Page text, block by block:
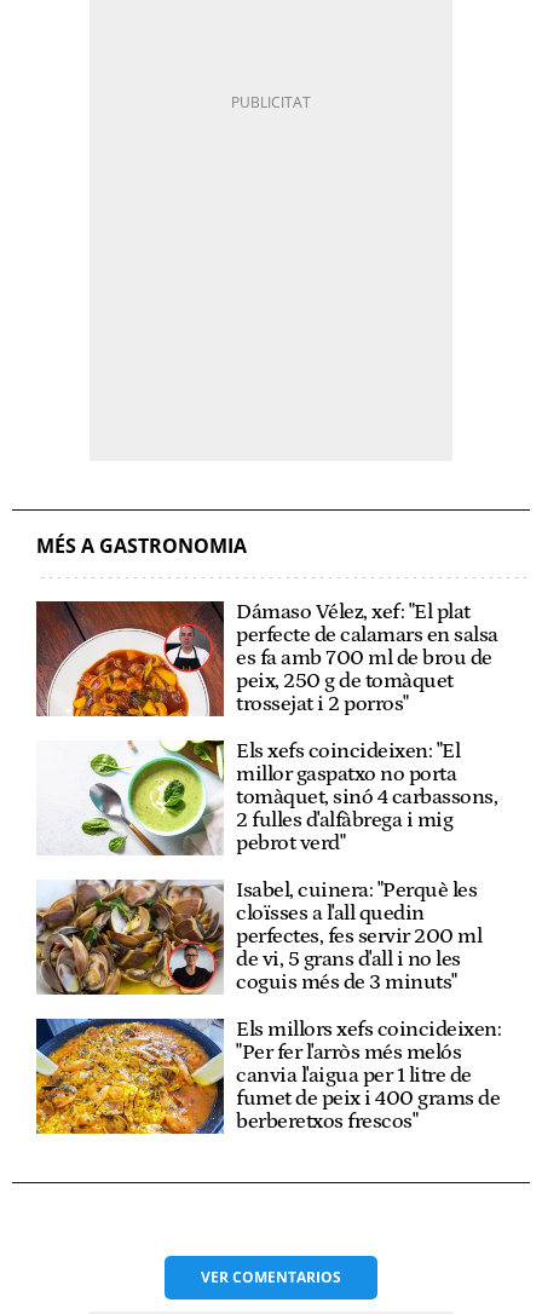
MÉS A GASTRONOMIA
Dámaso Vélez, xef: "El plat
perfecte de calamars en salsa
es fa amb 700 ml de brou de
peix, 250 g de tomàquet
trossejat i 2 porros"
Els xefs coincideixen: "El
millor gaspatxo no porta
tomàquet, sinó 4 carbassons,
2 fulles d'alfàbrega i mig
pebrot verd"
Isabel, cuinera: "Perquè les
cloïsses a l'all quedin
perfectes, fes servir 200 ml
de vi, 5 grans d'all i no les
coguis més de 3 minuts"
Els millors xefs coincideixen:
"Per fer l'arròs més melós
canvia l'aigua per 1 litre de
fumet de peix i 400 grams de
berberetxos frescos"
VERCOMENTARIOS